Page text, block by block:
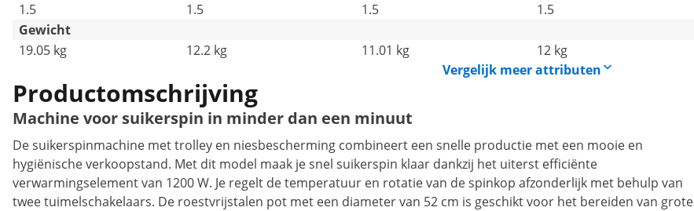
1.5
1.5 1.5 1.5
Gewicht
19.05 kg
12.2 kg 11.01 kg 12 kg
Vergelijk meer attributen
Productomschrijving
Machine voor suikerspin in minder dan een minuut
De suikerspinmachine met trolley en niesbescherming combineert een snelle productie met een mooie en
hygiënische verkoopstand. Met dit model maak je snel suikerspin klaar dankzij het uiterst efficiënte
verwarmingselement van 1200 W. Je regelt de temperatuur en rotatie van de spinkop afzonderlijk met behulp van
twee tuimelschakelaars. De roestvrijstalen pot met een diameter van 52 cm is geschikt voor het bereiden van grote